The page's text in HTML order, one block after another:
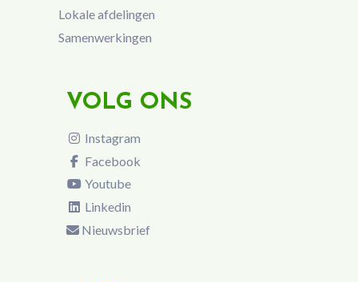
Lokale afdelingen
Samenwerkingen
VOLG ONS
Instagram
Facebook
Youtube
Linkedin
Nieuwsbrief